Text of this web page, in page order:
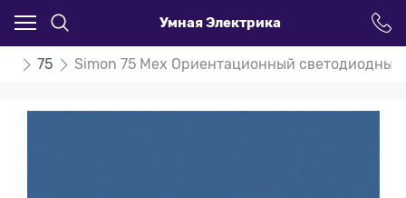
Умная Электрика
75 Simon 75 Мех Ориентационный светодиодный